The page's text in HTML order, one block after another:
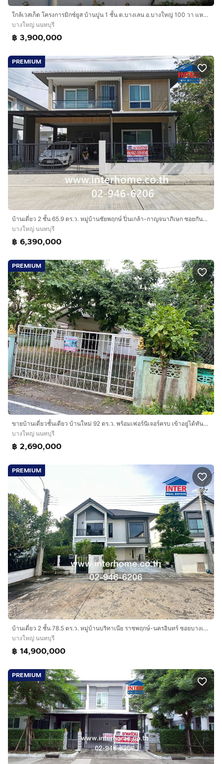
ใกล้เวสเก็ต โครงการมิกซ์ยูส บ้านปูน 1 ชั้น ต.บางเลน อ.บางใหญ่ 100 วา แหล่งเจริญ นนทบุรี เนื้อที่ ราคาคุยได้ค่ะ
บางใหญ่ นนทบุรี
฿ 3,900,000
PREMIUM
บ้านเดี่ยว 2 ชั้น 65.9 ตร.ว. หมู่บ้านชัยพฤกษ์ ปิ่นเกล้า-กาญจนาภิเษก ซอยกันตนา ถนนกาญจนาภิเษก ถนนบางใหญ่-บางคูลัด(ซอยกันตนา) บางใหญ่ นนทบุรี
บางใหญ่ นนทบุรี
฿ 6,390,000
PREMIUM
ขายบ้านเดี่ยวชั้นเดียว บ้านใหม่ 92 ตร.ว. พร้อมเฟอร์นิเจอร์ครบ เข้าอยู่ได้ทันที ซอย รร.บ้านใหม่ บางใหญ่ นนทบุรี
บางใหญ่ นนทบุรี
฿ 2,690,000
PREMIUM
บ้านเดี่ยว 2 ชั้น 78.5 ตร.ว. หมู่บ้านบริทาเนีย ราชพฤกษ์-นครอินทร์ ซอยบางเลน21 ถนนบางกรวย-ไทรน้อย ถนนราชพฤกษ์ ถนนนครอินทร์ บางใหญ่ นนทบุรี
บางใหญ่ นนทบุรี
฿ 14,900,000
PREMIUM